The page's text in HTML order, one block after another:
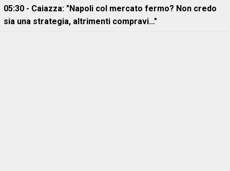
05:30 - Caiazza: "Napoli col mercato fermo? Non credo
sia una strategia, altrimenti compravi..."